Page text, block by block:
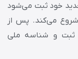
خود ثبت می‌شود
شروع می‌کند. پس از
ثبت و شناسه ملی